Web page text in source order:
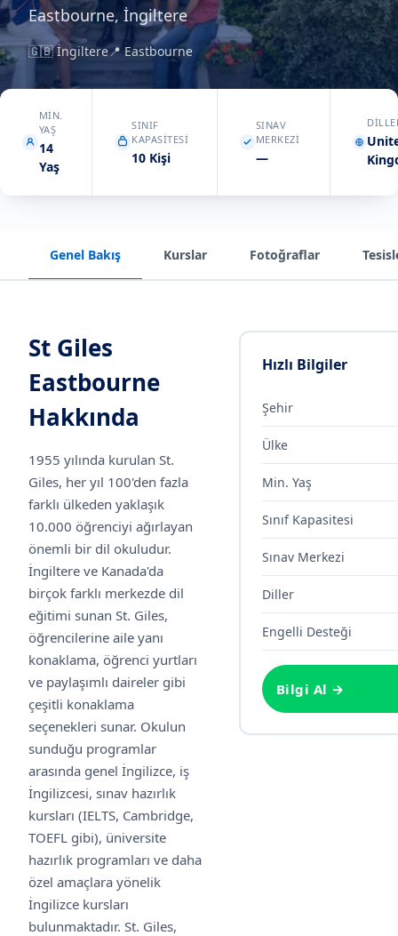
Eastbourne, İngiltere
🇬🇧 İngiltere📍Eastbourne
MIN.
YAŞ
14
Yaş
SINIF
KAPASITESI
10 Kişi
SINAV
MERKEZI
—
Genel Bakış Kurslar Fotoğraflar
St Giles
Eastbourne
Hakkında
1955 yılında kurulan St.
Giles, her yıl 100'den fazla
farklı ülkeden yaklaşık
10.000 öğrenciyi ağırlayan
önemli bir dil okuludur.
İngiltere ve Kanada'da
birçok farklı merkezde dil
eğitimi sunan St. Giles,
öğrencilerine aile yanı
konaklama, öğrenci yurtları
ve paylaşımlı daireler gibi
çeşitli konaklama
seçenekleri sunar. Okulun
sunduğu programlar
arasında genel İngilizce, iş
İngilizcesi, sınav hazırlık
kursları (IELTS, Cambridge,
TOEFL gibi), üniversite
hazırlık programları ve daha
özel amaçlara yönelik
İngilizce kursları
bulunmaktadır. St. Giles,
Hızlı Bilgiler
Şehir
Ülke
Min. Yaş
Sınıf Kapasitesi
Sınav Merkezi
Diller
Engelli Desteği
Bilgi Al →